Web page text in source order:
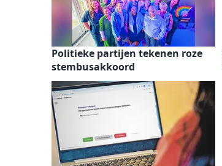
Politieke partijen tekenen roze
stembusakkoord